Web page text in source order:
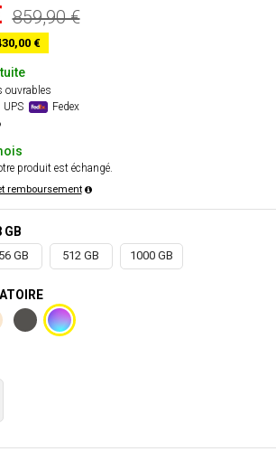
859,90 €
€
ouvrables
UPS Fedex
produit est échangé.
remboursement
GB
GB 512 GB 1000 GB